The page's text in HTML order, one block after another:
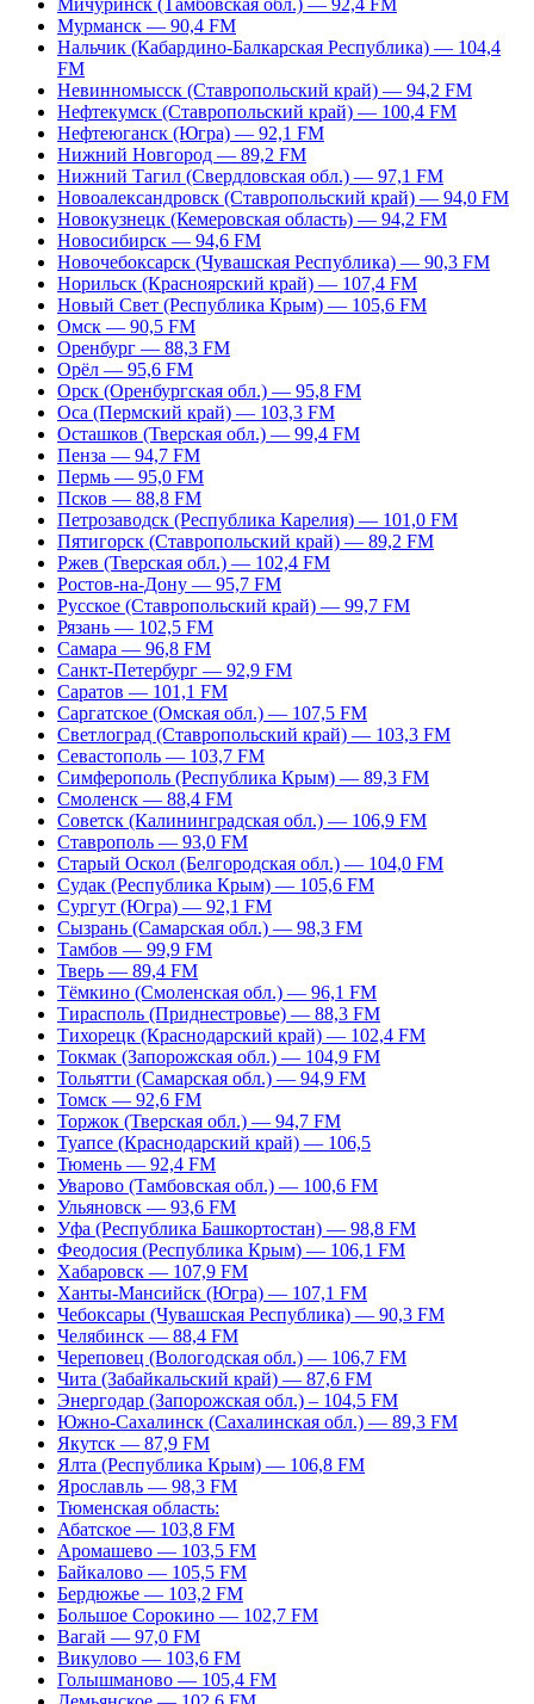
Мичуринск (Тамбовская обл.) — 92,4 FM
Мурманск — 90,4 FM
Нальчик (Кабардино-Балкарская Республика) — 104,4
FM
Невинномысск (Ставропольский край) — 94,2 FM
Нефтекумск (Ставропольский край) — 100,4 FM
Нефтеюганск (Югра) — 92,1 FM
Нижний Новгород — 89,2 FM
Нижний Тагил (Свердловская обл.) — 97,1 FM
Новоалександровск (Ставропольский край) — 94,0 FM
Новокузнецк (Кемеровская область) — 94,2 FM
Новосибирск — 94,6 FM
Новочебоксарск (Чувашская Республика) — 90,3 FM
Норильск (Красноярский край) — 107,4 FM
Новый Свет (Республика Крым) — 105,6 FM
Омск — 90,5 FM
Оренбург — 88,3 FM
Орёл — 95,6 FM
Орск (Оренбургская обл.) — 95,8 FM
Оса (Пермский край) — 103,3 FM
Осташков (Тверская обл.) — 99,4 FM
Пенза — 94,7 FM
Пермь — 95,0 FM
Псков — 88,8 FM
Петрозаводск (Республика Карелия) — 101,0 FM
Пятигорск (Ставропольский край) — 89,2 FM
Ржев (Тверская обл.) — 102,4 FM
Ростов-на-Дону — 95,7 FM
Русское (Ставропольский край) — 99,7 FM
Рязань — 102,5 FM
Самара — 96,8 FM
Санкт-Петербург — 92,9 FM
Саратов — 101,1 FM
Саргатское (Омская обл.) — 107,5 FM
Светлоград (Ставропольский край) — 103,3 FM
Севастополь — 103,7 FM
Симферополь (Республика Крым) — 89,3 FM
Смоленск — 88,4 FM
Советск (Калининградская обл.) — 106,9 FM
Ставрополь — 93,0 FM
Старый Оскол (Белгородская обл.) — 104,0 FM
Судак (Республика Крым) — 105,6 FM
Сургут (Югра) — 92,1 FM
Сызрань (Самарская обл.) — 98,3 FM
Тамбов — 99,9 FM
Тверь — 89,4 FM
Тёмкино (Смоленская обл.) — 96,1 FM
Тирасполь (Приднестровье) — 88,3 FM
Тихорецк (Краснодарский край) — 102,4 FM
Токмак (Запорожская обл.) — 104,9 FM
Тольятти (Самарская обл.) — 94,9 FM
Томск — 92,6 FM
Торжок (Тверская обл.) — 94,7 FM
Туапсе (Краснодарский край) — 106,5
Тюмень — 92,4 FM
Уварово (Тамбовская обл.) — 100,6 FM
Ульяновск — 93,6 FM
Уфа (Республика Башкортостан) — 98,8 FM
Феодосия (Республика Крым) — 106,1 FM
Хабаровск — 107,9 FM
Ханты-Мансийск (Югра) — 107,1 FM
Чебоксары (Чувашская Республика) — 90,3 FM
Челябинск — 88,4 FM
Череповец (Вологодская обл.) — 106,7 FM
Чита (Забайкальский край) — 87,6 FM
Энергодар (Запорожская обл.) – 104,5 FM
Южно-Сахалинск (Сахалинская обл.) — 89,3 FM
Якутск — 87,9 FM
Ялта (Республика Крым) — 106,8 FM
Ярославль — 98,3 FM
Тюменская область:
Абатское — 103,8 FM
Аромашево — 103,5 FM
Байкалово — 105,5 FM
Бердюжье — 103,2 FM
Большое Сорокино — 102,7 FM
Вагай — 97,0 FM
Викулово — 103,6 FM
Голышманово — 105,4 FM